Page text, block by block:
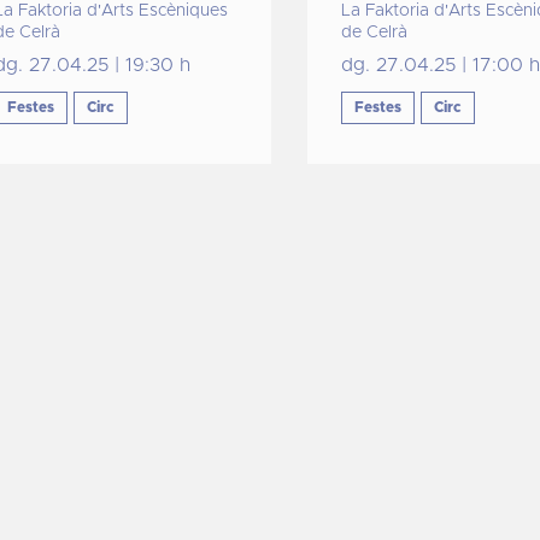
Faktoria d'Arts Escèniques
Celrà
27.04.25 19:30 h
Festes Circ
La Faktoria d'Arts
de Celrà
dg. 27.04.25| 17:00 h
Festes Circ